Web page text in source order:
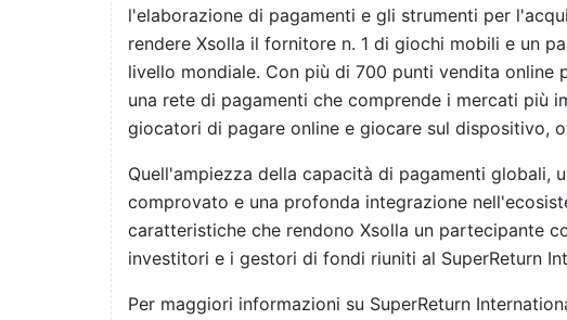
l'elaborazione di pagamenti e gli strumenti per
rendere Xsolla il fornitore n. 1 di giochi mobili e un
livello mondiale. Con più di 700 punti vendita
una rete di pagamenti che comprende i mercati più
giocatori di pagare online e giocare sul dispositivo,
Quell'ampiezza della capacità di pagamenti globali,
comprovato e una profonda integrazione
caratteristiche che rendono Xsolla un partecipante
investitori e i gestori di fondi riuniti al SuperReturn
Per maggiori informazioni su SuperReturn